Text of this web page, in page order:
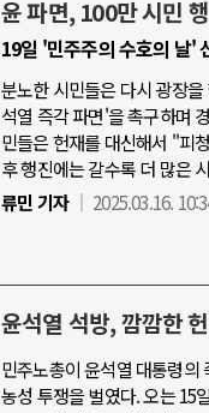
윤 파면, 100만 시민
19일 '민주주의 수호의 날'
분노한 시민들은 다시 광장
석열 즉각 파면'을 촉구하며
민들은 헌재를 대신해서 "피
후 행진에는 갈수록 더 많은
류민 기자
2025.03.16.
윤석열 석방, 깜깜한
민주노총이 윤석열 대통령의
농성 투쟁을 벌였다. 오는 15